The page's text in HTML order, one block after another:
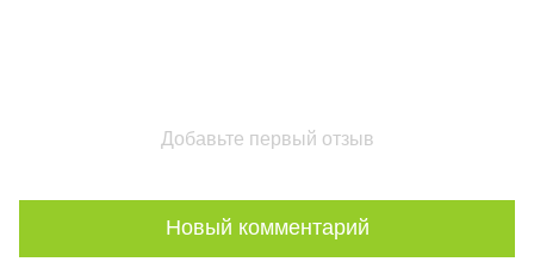
Добавьте первый отзыв
Новый комментарий